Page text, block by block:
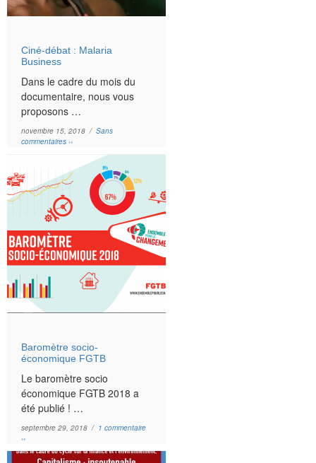
Ciné-débat : Malaria
Business
Dans le cadre du mois du
documentaire, nous vous
proposons …
novembre 15, 2018 / Sans
commentaires ››
Baromètre socio-
économique FGTB
Le baromètre socio
économique FGTB 2018 a
été publié ! …
septembre 29, 2018 / 1 commentaire
››